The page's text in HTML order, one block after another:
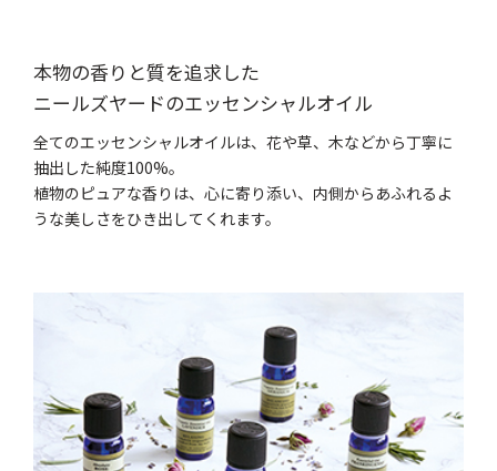
本物の香りと質を追求した
ニールズヤードのエッセンシャルオイル
全てのエッセンシャルオイルは、花や草、木などから丁寧に
抽出した純度100%。
植物のピュアな香りは、心に寄り添い、内側からあふれるよ
うな美しさをひき出してくれます。